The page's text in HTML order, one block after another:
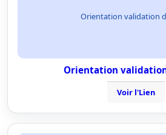
Orientation validation
Orientation
Voir l'Lien